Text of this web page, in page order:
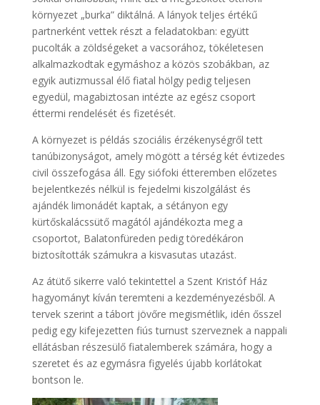
környezet „burka” diktálná. A lányok teljes értékű
partnerként vettek részt a feladatokban: együtt
pucolták a zöldségeket a vacsorához, tökéletesen
alkalmazkodtak egymáshoz a közös szobákban, az
egyik autizmussal élő fiatal hölgy pedig teljesen
egyedül, magabiztosan intézte az egész csoport
éttermi rendelését és fizetését.
A környezet is példás szociális érzékenységről tett
tanúbizonyságot, amely mögött a térség két évtizedes
civil összefogása áll. Egy siófoki étteremben előzetes
bejelentkezés nélkül is fejedelmi kiszolgálást és
ajándék limonádét kaptak, a sétányon egy
kürtőskalácssütő magától ajándékozta meg a
csoportot, Balatonfüreden pedig töredékáron
biztosították számukra a kisvasutas utazást.
Az átütő sikerre való tekintettel a Szent Kristóf Ház
hagyományt kíván teremteni a kezdeményezésből. A
tervek szerint a tábort jövőre megismétlik, idén ősszel
pedig egy kifejezetten fiús turnust szerveznek a nappali
ellátásban részesülő fiatalemberek számára, hogy a
szeretet és az egymásra figyelés újabb korlátokat
bontson le.